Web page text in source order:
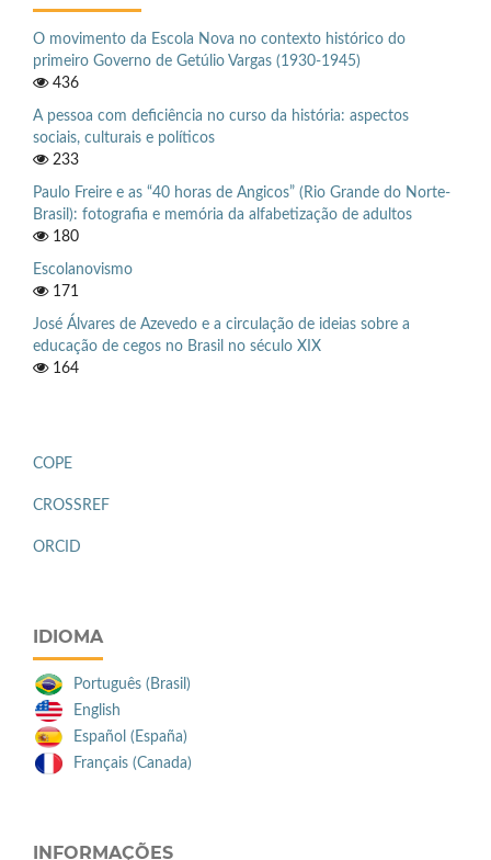
O movimento da Escola Nova no contexto histórico do
primeiro Governo de Getúlio Vargas (1930-1945)
436
A pessoa com deficiência no curso da história: aspectos
sociais, culturais e políticos
233
Paulo Freire e as “40 horas de Angicos” (Rio Grande do Norte-
Brasil): fotografia e memória da alfabetização de adultos
180
Escolanovismo
171
José Álvares de Azevedo e a circulação de ideias sobre a
educação de cegos no Brasil no século XIX
164
COPE
CROSSREF
ORCID
IDIOMA
Português (Brasil)
English
Español (España)
Français (Canada)
INFORMAÇÕES